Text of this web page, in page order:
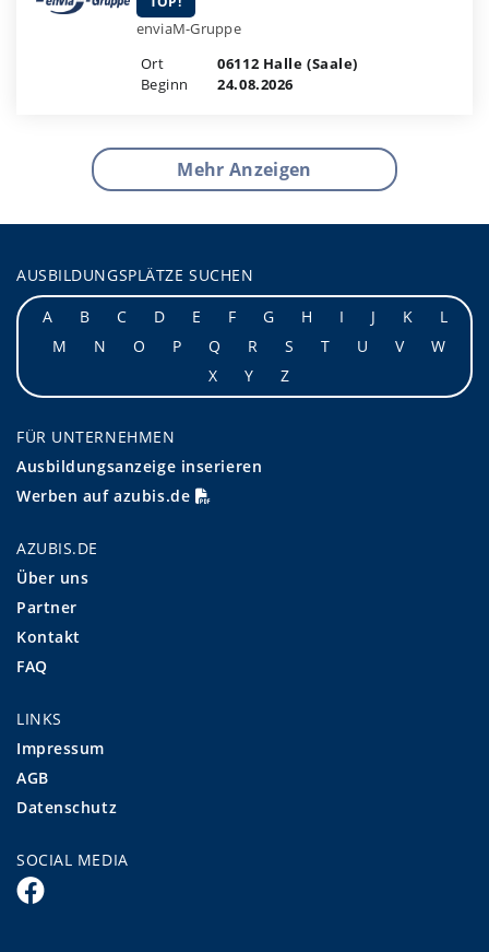
enviaM-Gruppe
Ort
06112 Halle (Saale)
Beginn
24.08.2026
Mehr Anzeigen
AUSBILDUNGSPLÄTZE SUCHEN
A
B C D E F G H I J K
L
M
N O P Q R S T U V
W
X
Y Z
FÜR UNTERNEHMEN
Ausbildungsanzeige inserieren
Werben auf azubis.de
AZUBIS.DE
Über uns
Partner
Kontakt
FAQ
LINKS
Impressum
AGB
Datenschutz
SOCIAL MEDIA